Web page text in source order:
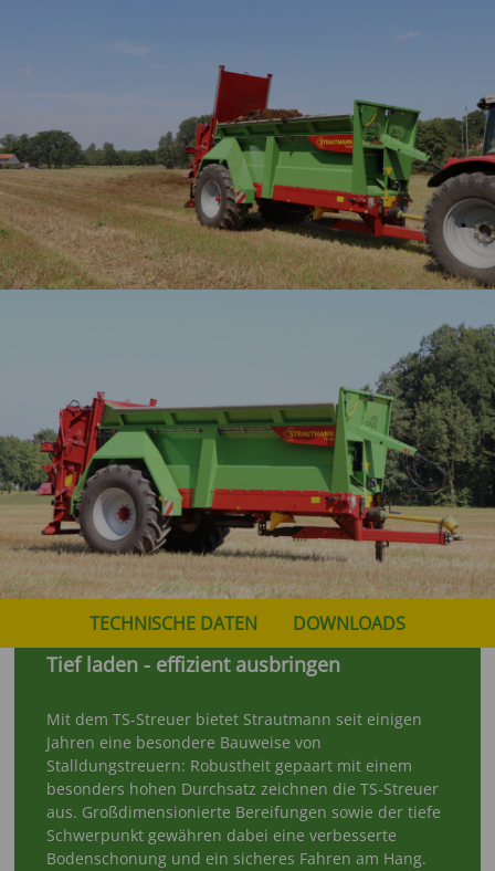
TECHNISCHE DATEN DOWNLOADS
Tief laden - effizient ausbringen
Mit dem TS-Streuer bietet Strautmann seit einigen
Jahren eine besondere Bauweise von
Stalldungstreuern: Robustheit gepaart mit einem
besonders hohen Durchsatz zeichnen die TS-Streuer
aus. Großdimensionierte Bereifungen sowie der tiefe
Schwerpunkt gewähren dabei eine verbesserte
Bodenschonung und ein sicheres Fahren am Hang.